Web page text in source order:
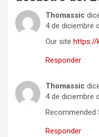
Thomassic
4 de diciembre
Our site
Responder
Thomassic
4 de diciembre
Recommended
Responder